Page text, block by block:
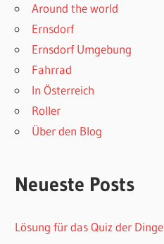
Around the world
Ernsdorf
Ernsdorf Umgebung
Fahrrad
In Österreich
Roller
Über den Blog
Neueste Posts
Lösung für das Quiz der Dinge